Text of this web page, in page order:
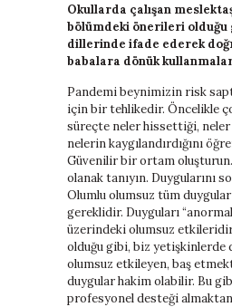
Okullarda çalışan
bölümdeki önerileri olduğu
dillerinde ifade ederek
babalara dönük
Pandemi beynimizin risk
için bir tehlikedir. Öncelikle
süreçte neler hissettiği,
nelerin kaygılandırdığını
Güvenilir bir ortam
olanak tanıyın. Duygularını
Olumlu olumsuz tüm
gereklidir. Duyguları
üzerindeki olumsuz
olduğu gibi, biz yetişkinlerde
olumsuz etkileyen, baş
duygular hakim olabilir. Bu
profesyonel desteği almaktan